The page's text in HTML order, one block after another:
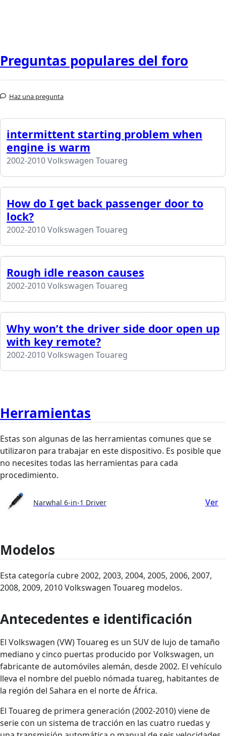
Preguntas populares del foro
Haz una pregunta
intermittent starting problem when
engine is warm
2002-2010 Volkswagen Touareg
How do I get back passenger door to
lock?
2002-2010 Volkswagen Touareg
Rough idle reason causes
2002-2010 Volkswagen Touareg
Why won’t the driver side door open up
with key remote?
2002-2010 Volkswagen Touareg
Herramientas
Estas son algunas de las herramientas comunes que se
utilizaron para trabajar en este dispositivo. Es posible que
no necesites todas las herramientas para cada
procedimiento.
Narwhal 6-in-1 Driver Ver
Modelos
Esta categoría cubre 2002, 2003, 2004, 2005, 2006, 2007,
2008, 2009, 2010 Volkswagen Touareg modelos.
Antecedentes e identificación
El Volkswagen (VW) Touareg es un SUV de lujo de tamaño
mediano y cinco puertas producido por Volkswagen, un
fabricante de automóviles alemán, desde 2002. El vehículo
lleva el nombre del pueblo nómada tuareg, habitantes de
la región del Sahara en el norte de África.
El Touareg de primera generación (2002-2010) viene de
serie con un sistema de tracción en las cuatro ruedas y